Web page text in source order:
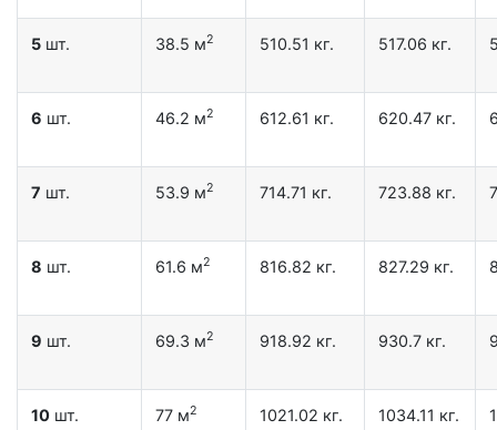
5 шт. 38.5 м2 510.51 кг. 517.06 кг.
6 шт. 46.2 м2 612.61 кг. 620.47 кг.
7 шт. 53.9 м2 714.71 кг. 723.88 кг.
8 шт. 61.6 м2 816.82 кг. 827.29 кг.
9 шт. 69.3 м2 918.92 кг. 930.7 кг.
10 шт. 77 м2 1021.02 кг. 1034.11 кг.